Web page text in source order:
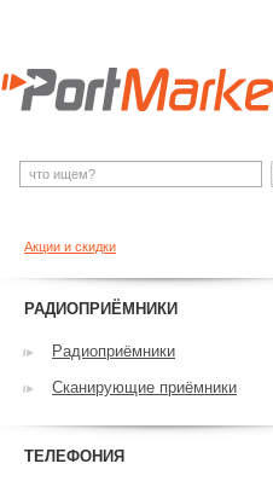
Акции и скидки
РАДИОПРИЁМНИКИ
Радиоприёмники
Сканирующие приёмники
ТЕЛЕФОНИЯ